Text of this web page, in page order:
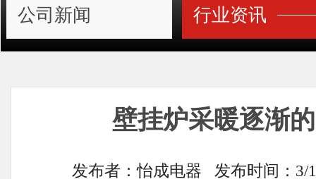
公司新闻 行业资讯
壁挂炉采暖逐渐
发布者：怡成电器 发布时间：3/